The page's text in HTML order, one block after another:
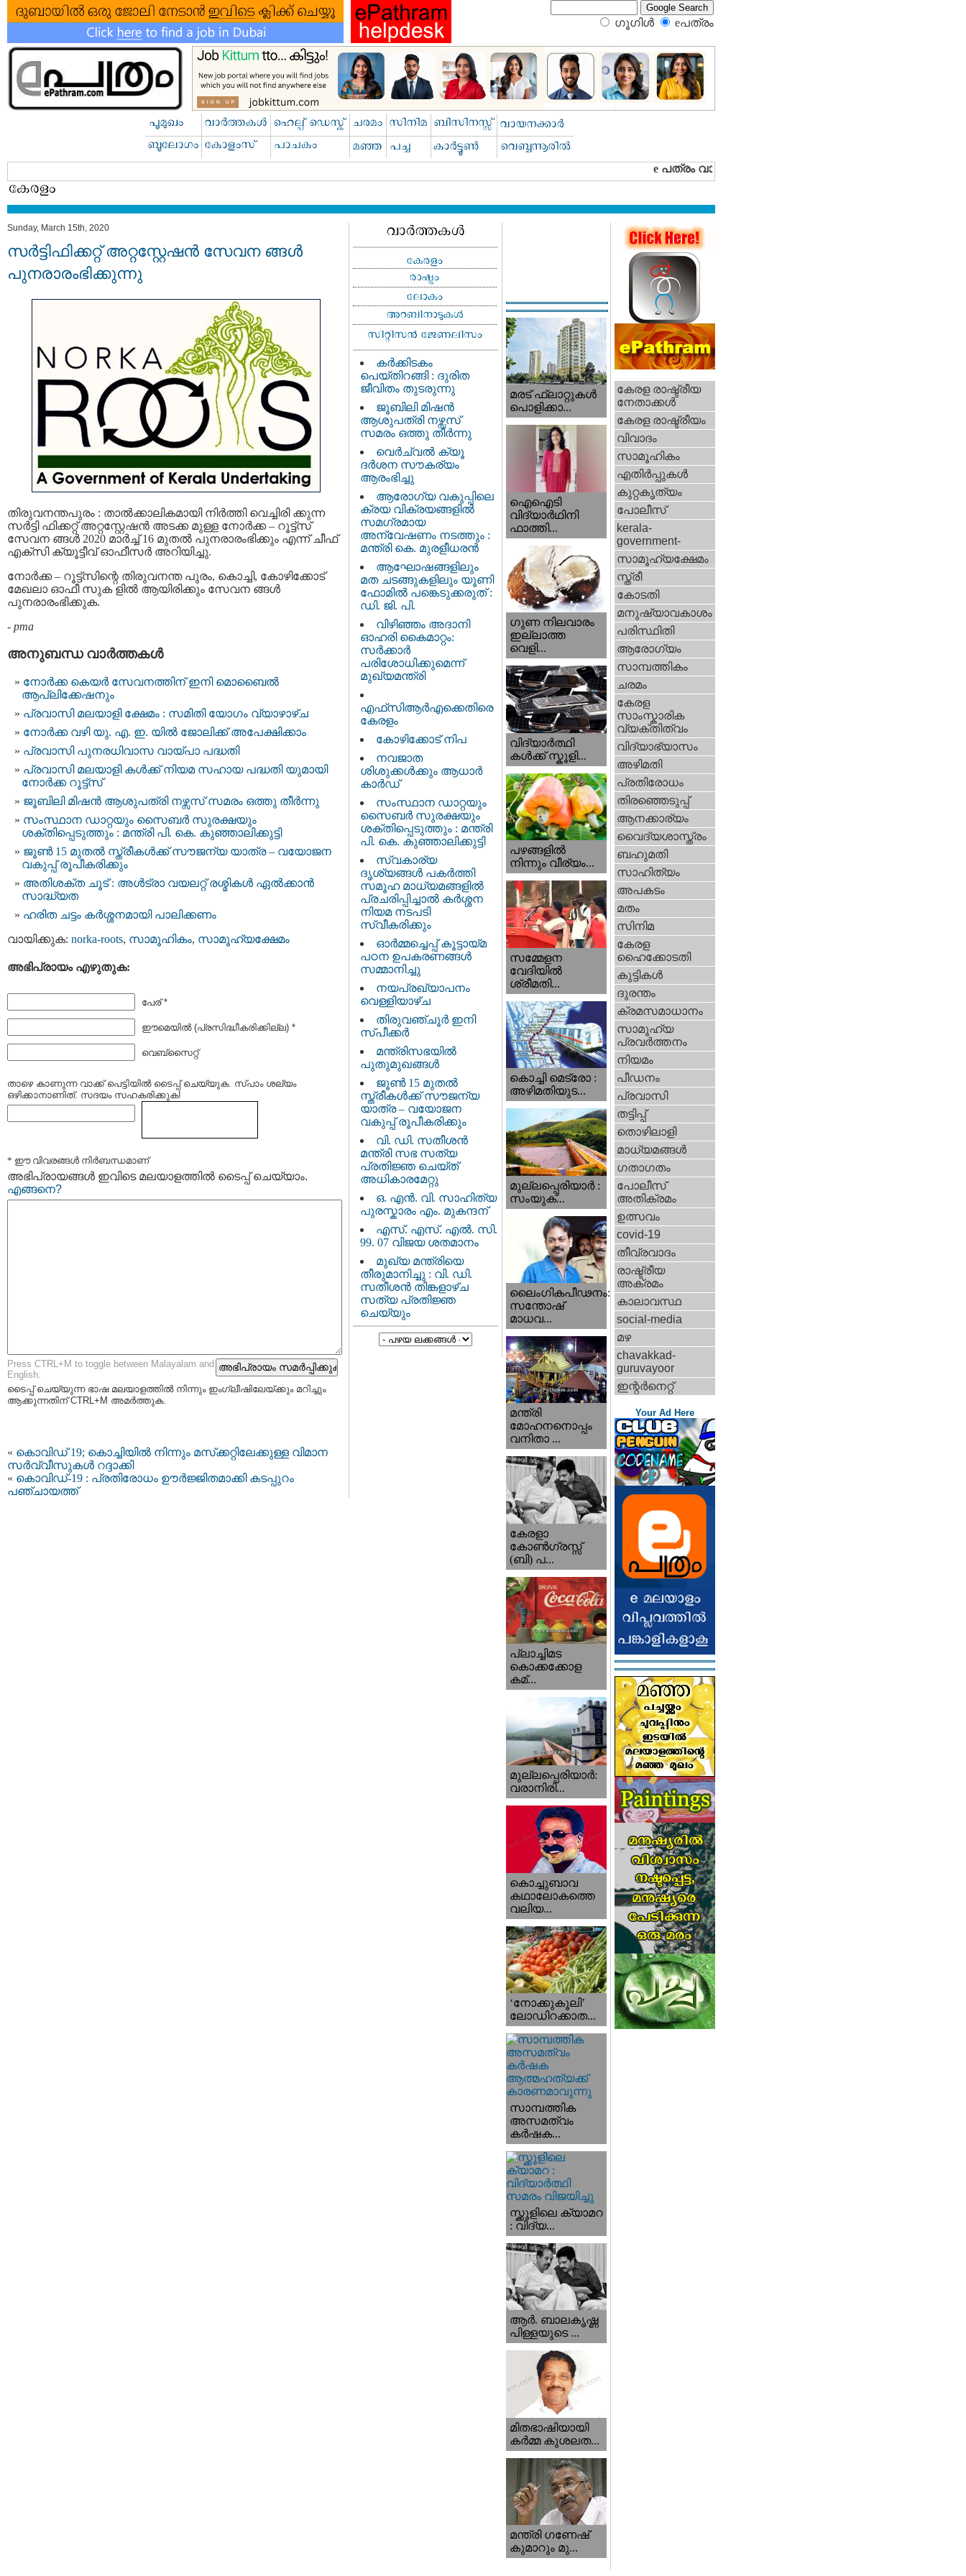
ഗൂഗിള്‍ eപത്രം‍
Sunday, March 15th, 2020
സർട്ടിഫിക്കറ്റ് അറ്റസ്റ്റേഷൻ സേവന ങ്ങൾ
പുനരാരംഭിക്കുന്നു
തിരുവനന്തപുരം : താൽക്കാലികമായി നിർത്തി വെച്ചിരി ക്കുന്ന
സർട്ടി ഫിക്കറ്റ് അറ്റസ്റ്റേഷന്‍ അടക്ക മുള്ള നോര്‍ക്ക – റൂട്ട്സ്
സേവന ങ്ങള്‍ 2020 മാർച്ച് 16 മുതൽ പുനരാരംഭിക്കും എന്ന് ചീഫ്
എക്‌സി ക്യൂട്ടീവ് ഓഫീസർ അറിയിച്ചു.
നോർക്ക – റൂട്ട്‌സിന്റെ തിരുവനന്ത പുരം, കൊച്ചി, കോഴിക്കോട്
മേഖലാ ഓഫീ സുക ളിൽ ആയിരിക്കും സേവന ങ്ങള്‍
പുനരാരംഭിക്കുക.
- pma
അനുബന്ധ വാര്‍ത്തകള്‍
നോർക്ക കെയർ സേവനത്തിന് ഇനി മൊബൈൽ
ആപ്ലിക്കേഷനും
പ്രവാസി മലയാളി ക്ഷേമം : സമിതി യോഗം വ്യാഴാഴ്ച
നോര്‍ക്ക വഴി യു. എ. ഇ. യില്‍ ജോലിക്ക് അപേക്ഷിക്കാം
പ്രവാസി പുനരധിവാസ വായ്പാ പദ്ധതി
പ്രവാസി മലയാളി കൾക്ക് നിയമ സഹായ പദ്ധതി യുമായി
നോർക്ക റൂട്ട്സ്
ജൂബിലി മിഷൻ ആശുപത്രി നഴ്സസ് സമരം ഒത്തു തീർന്നു
സംസ്ഥാന ഡാറ്റയും സൈബർ സുരക്ഷയും
ശക്തിപ്പെടുത്തും : മന്ത്രി പി. കെ. കുഞ്ഞാലിക്കുട്ടി
ജൂൺ 15 മുതൽ സ്ത്രീകൾക്ക് സൗജന്യ യാത്ര – വയോജന
വകുപ്പ് രൂപീകരിക്കും
അതിശക്ത ചൂട് : അള്‍ട്രാ വയലറ്റ് രശ്മികള്‍ ഏല്‍ക്കാന്‍
സാദ്ധ്യത
ഹരിത ചട്ടം കർശ്ശനമായി പാലിക്കണം
വായിക്കുക: norka-roots, സാമൂഹികം, സാമൂഹ്യക്ഷേമം
അഭിപ്രായം എഴുതുക:
പേര് *
ഈമെയില്‍ (പ്രസിദ്ധീകരിക്കില്ല) *
വെബ്സൈറ്റ്
താഴെ കാണുന്ന വാക്ക് പെട്ടിയില്‍ ടൈപ്പ്‌ ചെയ്യുക. സ്പാം ശല്യം
ഒഴിക്കാനാണിത്. സദയം സഹകരിക്കുക!
* ഈ വിവരങ്ങള്‍ നിര്‍ബന്ധമാണ്
അഭിപ്രായങ്ങള്‍ ഇവിടെ മലയാളത്തില്‍ ടൈപ്പ് ചെയ്യാം.
എങ്ങനെ?
Press CTRL+M to toggle between Malayalam and
English.
ടൈപ്പ്‌ ചെയ്യുന്ന ഭാഷ മലയാളത്തില്‍ നിന്നും ഇംഗ്ലീഷിലേയ്ക്കും മറിച്ചും
ആക്കുന്നതിന് CTRL+M അമര്‍ത്തുക.
« കൊവിഡ് 19; കൊച്ചിയില്‍ നിന്നും മസ്‌ക്കറ്റിലേക്കുള്ള വിമാന
സര്‍വ്വീസുകള്‍ റദ്ദാക്കി
« കൊവിഡ്-19 : പ്രതിരോധം ഊർജ്ജിതമാക്കി കടപ്പുറം
പഞ്ചായത്ത്
കർക്കിടകം
പെയ്തിറങ്ങി : ദുരിത
ജീവിതം തുടരുന്നു
ജൂബിലി മിഷൻ
ആശുപത്രി നഴ്സസ്
സമരം ഒത്തു തീർന്നു
വെര്‍ച്വല്‍ ക്യൂ
ദര്‍ശന സൗകര്യം
ആരംഭിച്ചു
ആരോഗ്യ വകുപ്പിലെ
ക്രയ വിക്രയങ്ങളിൽ
സമഗ്രമായ
അന്വേഷണം നടത്തും :
മന്ത്രി കെ. മുരളീധരൻ
ആഘോഷങ്ങളിലും
മത ചടങ്ങുകളിലും യൂണി
ഫോമിൽ പങ്കെടുക്കരുത് :
ഡി. ജി. പി.
വിഴിഞ്ഞം അദാനി
ഓഹരി കൈമാറ്റം:
സർക്കാർ
പരിശോധിക്കുമെന്ന്
മുഖ്യമന്ത്രി
എഫ്‌സിആർഎക്കെതിരെ
കേരളം
കോഴിക്കോട് നിപ
നവജാത
ശിശുക്കള്‍ക്കും ആധാര്‍
കാര്‍ഡ്
സംസ്ഥാന ഡാറ്റയും
സൈബർ സുരക്ഷയും
ശക്തിപ്പെടുത്തും : മന്ത്രി
പി. കെ. കുഞ്ഞാലിക്കുട്ടി
സ്വകാര്യ
ദൃശ്യങ്ങള്‍ പകര്‍ത്തി
സമൂഹ മാധ്യമങ്ങളില്‍
പ്രചരിപ്പിച്ചാൽ കർശ്ശന
നിയമ നടപടി
സ്വീകരിക്കും
ഓർമ്മച്ചെപ്പ് കൂട്ടായ്മ
പഠന ഉപകരണങ്ങൾ
സമ്മാനിച്ചു
നയപ്രഖ്യാപനം
വെള്ളിയാഴ്ച
തിരുവഞ്ചൂർ ഇനി
സ്പീക്കർ
മന്ത്രിസഭയിൽ
പുതുമുഖങ്ങൾ
ജൂൺ 15 മുതൽ
സ്ത്രീകൾക്ക് സൗജന്യ
യാത്ര – വയോജന
വകുപ്പ് രൂപീകരിക്കും
വി. ഡി. സതീശന്‍
മന്ത്രി സഭ സത്യ
പ്രതിജ്ഞ ചെയ്ത്
അധികാരമേറ്റു
ഒ. എൻ. വി. സാഹിത്യ
പുരസ്കാരം എം. മുകന്ദന്
എസ്. എസ്. എൽ. സി.
99. 07 വിജയ ശതമാനം
മുഖ്യ മന്ത്രിയെ
തീരുമാനിച്ചു : വി. ഡി.
സതീശന്‍ തിങ്കളാഴ്ച
സത്യ പ്രതിജ്ഞ
ചെയ്യും
മരട് ഫ്ലാറ്റുകൾ
പൊളിക്കാ...
ഐഐടി
വിദ്യാര്‍ഥിനി
ഫാത്തി...
ഗുണ നിലവാരം
ഇല്ലാത്ത
വെളി...
വിദ്യാർത്ഥി
കൾക്ക് സ്കൂളി...
പഴങ്ങളില്‍
നിന്നും വീര്യം...
സമ്മേളന
വേദിയില്‍
ശ്രീമതി...
കൊച്ചി മെട്രോ :
അഴിമതിയുട...
മുല്ലപ്പെരിയാര്‍ :
സംയുക്...
ലൈംഗികപീഢനം:
സന്തോഷ്
മാധവ...
മന്ത്രി
മോഹനനൊപ്പം
വനിതാ ...
കേരളാ
കോണ്‍ഗ്രസ്സ്
(ബി) പ...
പ്ലാച്ചിമട
കൊക്കക്കോള
കമ്...
മുല്ലപ്പെരിയാര്‍:
വരാനിരി...
കൊച്ചുബാവ
കഥാലോകത്തെ
വലിയ...
‘നോക്കുകൂലി’
ലോഡിറക്കാത...
സാമ്പത്തിക
അസമത്വം
കര്‍ഷക...
സ്ക്കൂളിലെ ക്യാമറ
: വിദ്യ...
ആര്‍. ബാലകൃഷ്ണ
പിള്ളയുടെ ...
മിതഭാഷിയായി
കര്‍മ്മ കുശലത...
മന്ത്രി ഗണേഷ്‌
കുമാറും മു...
കേരള രാഷ്ട്രീയ
നേതാക്കള്‍
കേരള രാഷ്ട്രീയം
വിവാദം
സാമൂഹികം
എതിര്‍പ്പുകള്‍
കുറ്റകൃത്യം
പോലീസ്‌
kerala-
government-
സാമൂഹ്യക്ഷേമം
സ്ത്രീ
കോടതി
മനുഷ്യാവകാശം
പരിസ്ഥിതി
ആരോഗ്യം
സാമ്പത്തികം
ചരമം
കേരള
സാംസ്കാരിക
വ്യക്തിത്വം
വിദ്യാഭ്യാസം
അഴിമതി
പ്രതിരോധം
തിരഞ്ഞെടുപ്പ്
ആനക്കാര്യം
വൈദ്യശാസ്ത്രം
ബഹുമതി
സാഹിത്യം
അപകടം
മതം
സിനിമ
കേരള
ഹൈക്കോടതി
കുട്ടികള്‍
ദുരന്തം
ക്രമസമാധാനം
സാമൂഹ്യ
പ്രവര്‍ത്തനം
നിയമം
പീഡനം
പ്രവാസി
തട്ടിപ്പ്‌
തൊഴിലാളി
മാധ്യമങ്ങള്‍
ഗതാഗതം
പോലീസ്‌
അതിക്രമം
ഉത്സവം
covid-19
തീവ്രവാദം
രാഷ്ട്രീയ
അക്രമം
കാലാവസ്ഥ
social-media
മഴ
chavakkad-
guruvayoor
ഇന്റര്‍നെറ്റ്‌
Your Ad Here